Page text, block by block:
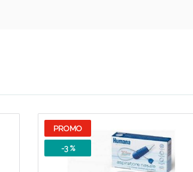
PROMO
-3 %